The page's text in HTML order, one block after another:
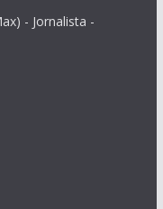
- Jornalista -